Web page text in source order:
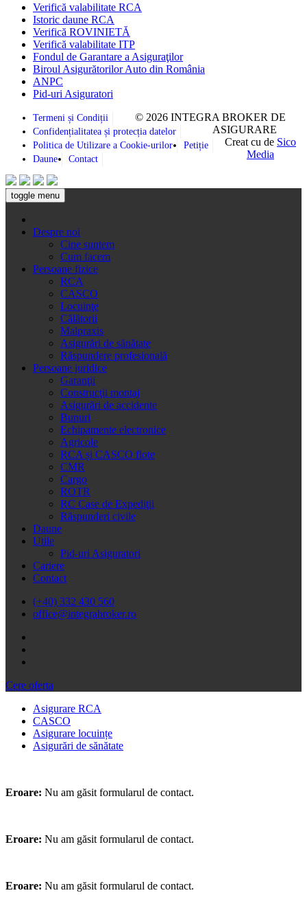
Verifică valabilitate RCA
Istoric daune RCA
Verifică ROVINIETĂ
Verifică valabilitate ITP
Fondul de Garantare a Asiguraţilor
Biroul Asigurătorilor Auto din România
ANPC
Pid-uri Asiguratori
Termeni și Condiții
Confidențialitatea și protecția datelor
Politica de Utilizare a Cookie-urilor
Petiție
Daune
Contact
© 2026 INTEGRA BROKER DE
ASIGURARE
Creat cu de Sico
Media
toggle menu
Despre noi
Cine suntem
Cum facem
Persoane fizice
RCA
CASCO
Locuinţe
Călătorii
Malpraxis
Asigurări de sănătate
Răspundere profesională
Persoane juridice
Garanţii
Construcţii montaj
Asigurări de accidente
Bunuri
Echipamente electronice
Agricole
RCA și CASCO flote
CMR
Cargo
ROTR
RC Case de Expediţii
Răspunderi civile
Daune
Utile
Pid-uri Asiguratori
Cariere
Contact
(+40) 332 430 560
office@integrabroker.ro
Cere oferta
Asigurare RCA
CASCO
Asigurare locuințe
Asigurări de sănătate
Eroare: Nu am găsit formularul de contact.
Eroare: Nu am găsit formularul de contact.
Eroare: Nu am găsit formularul de contact.